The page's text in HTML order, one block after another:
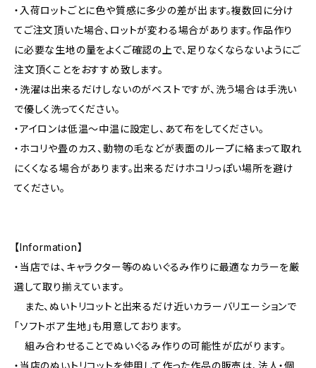
・入荷ロットごとに色や質感に多少の差が出ます。複数回に分け
てご注文頂いた場合、ロットが変わる場合があります。作品作り
に必要な生地の量をよくご確認の上で、足りなくならないようにご
注文頂くことをおすすめ致します。
・洗濯は出来るだけしないのがベストですが、洗う場合は手洗い
で優しく洗ってください。
・アイロンは低温〜中温に設定し、あて布をしてください。
・ホコリや畳のカス、動物の毛などが表面のループに絡まって取れ
にくくなる場合があります。出来るだけホコリっぽい場所を避け
てください。
【Information】
・当店では、キャラクター等のぬいぐるみ作りに最適なカラーを厳
選して取り揃えています。
また、ぬいトリコットと出来るだけ近いカラーバリエーションで
「ソフトボア生地」も用意しております。
組み合わせることでぬいぐるみ作りの可能性が広がります。
・当店のぬいトリコットを使用して作った作品の販売は、法人・個